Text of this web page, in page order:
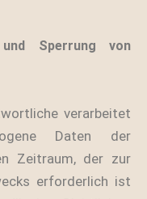
Sperrung von
verarbeitet
Daten der
Zeitraum, der zur
erforderlich ist